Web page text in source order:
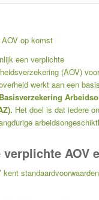
op komst
een verplichte
(AOV)
werkt aan een
Basisverzekering
Het doel is dat iedere
verplichte AOV